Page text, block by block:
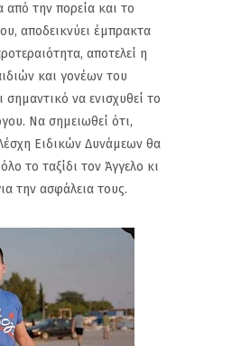
από την πορεία και το
αποδεικνύει έμπρακτα
αποτελεί η
και γονέων του
σημαντικό να ενισχυθεί το
Να σημειωθεί ότι,
Ειδικών Δυνάμεων θα
το ταξίδι τον Άγγελο κι
την ασφάλεια τους.